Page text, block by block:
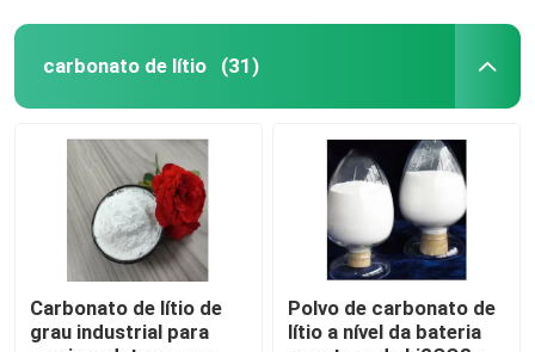
carbonato de lítio (31)
Carbonato de lítio de
grau industrial para
Polvo de carbonato de
lítio a nível da bateria